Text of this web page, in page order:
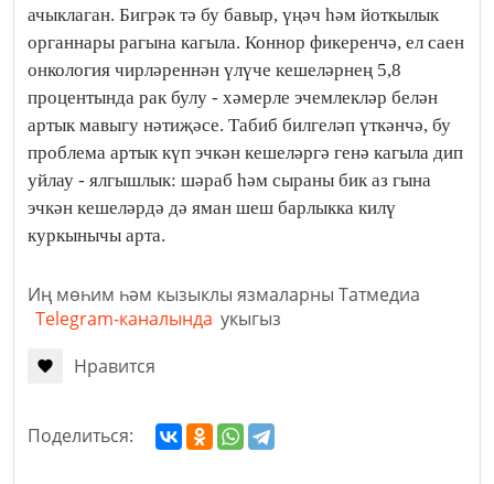
ачыклаган. Бигрәк тә бу бавыр, үңәч һәм йоткылык
органнары рагына кагыла. Коннор фикеренчә, ел саен
онкология чирләреннән үлүче кешеләрнең 5,8
процентында рак булу - хәмерле эчемлекләр белән
артык мавыгу нәтиҗәсе. Табиб билгеләп үткәнчә, бу
проблема артык күп эчкән кешеләргә генә кагыла дип
уйлау - ялгышлык: шәраб һәм сыраны бик аз гына
эчкән кешеләрдә дә яман шеш барлыкка килү
куркынычы арта.
Иң мөһим һәм кызыклы язмаларны Татмедиа
Telegram-каналында укыгыз
Нравится
Поделиться: